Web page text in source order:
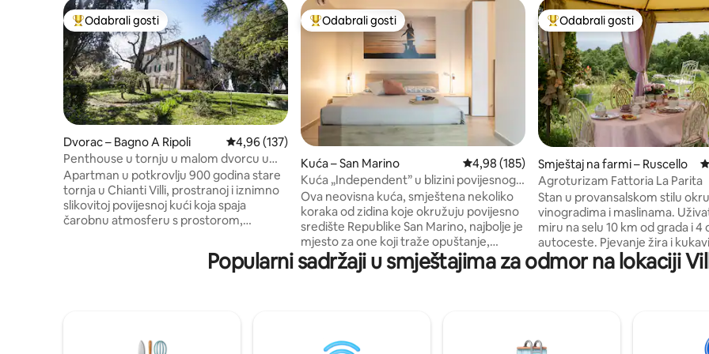
Među najviše rangiranima s oznakom „Odabrali gosti”
Odabrali gosti
Dvorac – Bagno A Ripoli Prosječna ocjena: 4,96/5, recenzija: 137
4,96 (137)
Penthouse u tornju u malom dvorcu u
blizini Firence
Apartman u potkrovlju 900 godina stare
tornja u Chianti Villi, prostranoj i iznimno
slikovitoj povijesnoj kući koja spaja
čarobnu atmosferu s prostorom,
(Klima-uređaj u cijelom smještaju.)
Pogled od 360° na toskanske brežuljke
(uključujući šumu). U pješačkoj
Među najviše rangiranima s oznakom „Odabrali gosti”
Odabrali gosti
Kuća – San Marino Prosječna ocjena: 4,98/5, recenzija: 185
4,98 (185)
Kuća „Independent” u blizini povijesnog
centra
Ova neovisna kuća, smještena nekoliko
koraka od zidina koje okružuju povijesno
središte Republike San Marino, najbolje je
mjesto za one koji traže opuštanje,
privatnost i prekrasan pogled na okolne
planine. Kuća, moderna i s pažnjom
za svaku udobnost. Besplatan parking
Među najviše rangiranima s
Odabrali gosti
Smještaj na farmi – Ruscello
Agroturizam Fattoria La Parita
Stan u provansalskom stilu
vinogradima i maslinama.
miru na selu 10 km od grada i 4
autoceste. Pjevanje žira i
muzika u dnevnom boravku
među maslinama. Uključuje
EUR za djecu od 5 do 15 godina,
za djecu mlađu od 5 godina).
Popularni sadržaji u smještajima za odmor na lokaciji